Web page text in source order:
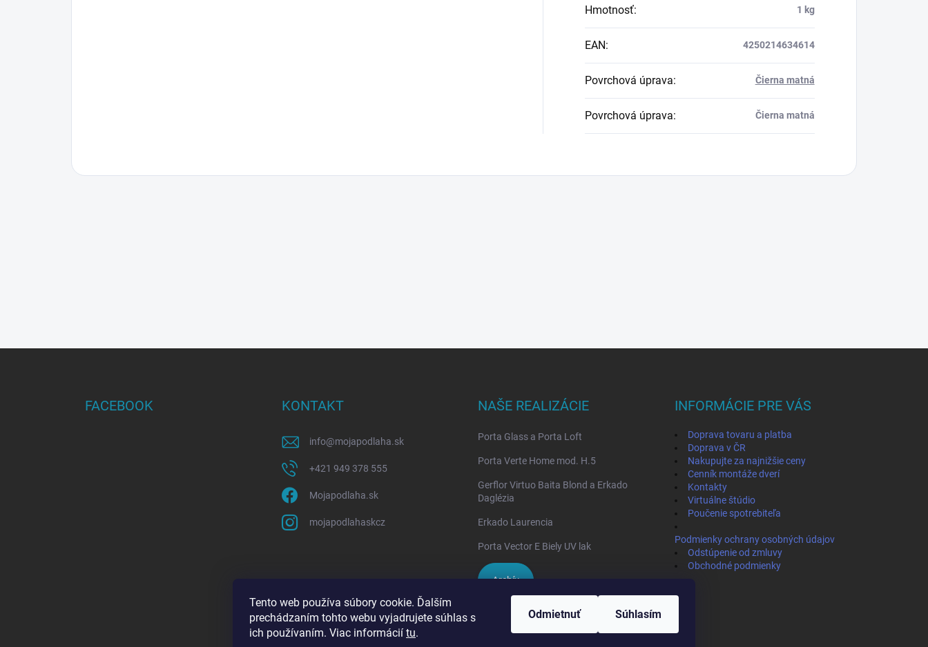
Tento web používa súbory cookie. Ďalším
prechádzaním tohto webu vyjadrujete súhlas s
ich používaním. Viac informácií tu.
Odmietnuť Súhlasím
Hmotnosť: 1 kg
EAN: 4250214634614
Povrchová úprava: Čierna matná
Povrchová úprava: Čierna matná
FACEBOOK KONTAKT
info@mojapodlaha.sk
+421 949 378 555
Mojapodlaha.sk
mojapodlahaskcz
NAŠE REALIZÁCIE
Porta Glass a Porta Loft
Porta Verte Home mod. H.5
Gerflor Virtuo Baita Blond a Erkado
Daglézia
Erkado Laurencia
Porta Vector E Biely UV lak
Archív
INFORMÁCIE PRE VÁS
Doprava tovaru a platba
Doprava v ČR
Nakupujte za najnižšie ceny
Cenník montáže dverí
Kontakty
Virtuálne štúdio
Poučenie spotrebiteľa
Podmienky ochrany osobných údajov
Odstúpenie od zmluvy
Obchodné podmienky
IVPA-OKNA - zmluvný partner